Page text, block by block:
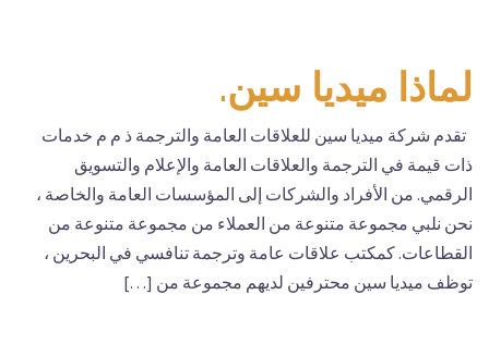
لماذا ميديا سين.
تقدم شركة ميديا سين للعلاقات العامة والترجمة ذ م م خدمات
ذات قيمة في الترجمة والعلاقات العامة والإعلام والتسويق
الرقمي. من الأفراد والشركات إلى المؤسسات العامة والخاصة ،
نحن نلبي مجموعة متنوعة من العملاء من مجموعة متنوعة من
القطاعات. كمكتب علاقات عامة وترجمة تنافسي في البحرين ،
توظف ميديا سين محترفين لديهم مجموعة من […]